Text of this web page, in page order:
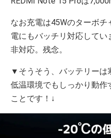
なお充電は45Wのターボ
電にもバッチリ対応して
非対応。残念。
▼そうそう、バッテリーは
低温環境でもしっかり動
ことです！↓